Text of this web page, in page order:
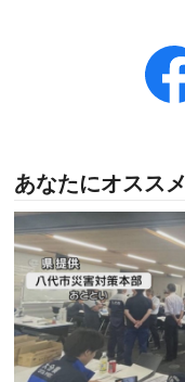
あなたにオススメ